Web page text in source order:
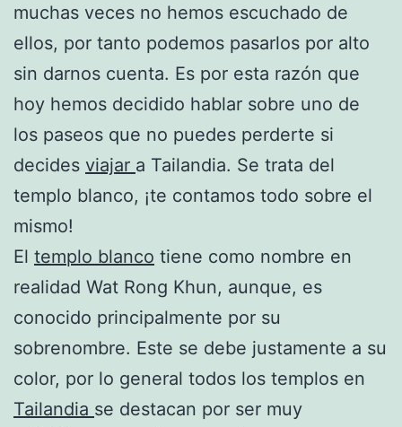
muchas veces no hemos escuchado de
ellos, por tanto podemos pasarlos por alto
sin darnos cuenta. Es por esta razón que
hoy hemos decidido hablar sobre uno de
los paseos que no puedes perderte si
decides viajar a Tailandia. Se trata del
templo blanco, ¡te contamos todo sobre el
mismo!
El templo blanco tiene como nombre en
realidad Wat Rong Khun, aunque, es
conocido principalmente por su
sobrenombre. Este se debe justamente a su
color, por lo general todos los templos en
Tailandia se destacan por ser muy